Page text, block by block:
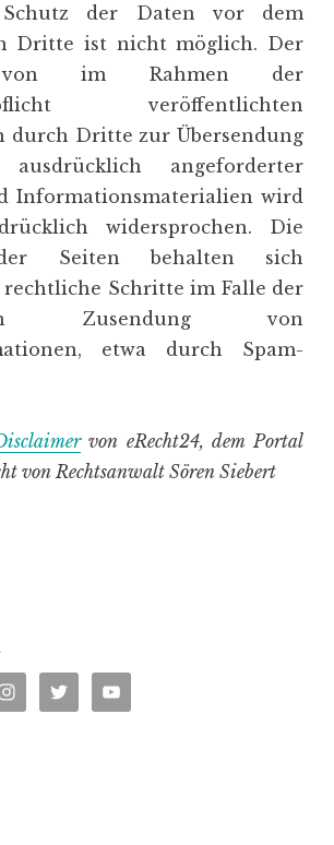
Schutz der Daten vor dem
Dritte ist nicht möglich. Der
von im Rahmen der
veröffentlichten
durch Dritte zur Übersendung
angeforderter
Informationsmaterialien wird
widersprochen. Die
Seiten behalten sich
Schritte im Falle der
Zusendung von
etwa durch Spam-
von eRecht24, dem Portal
von Rechtsanwalt Sören Siebert